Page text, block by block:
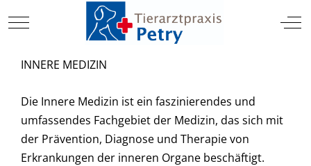
Mobile Menu Toggle
INNERE MEDIZIN
Die Innere Medizin ist ein faszinierendes und
umfassendes Fachgebiet der Medizin, das sich mit
der Prävention, Diagnose und Therapie von
Erkrankungen der inneren Organe beschäftigt.